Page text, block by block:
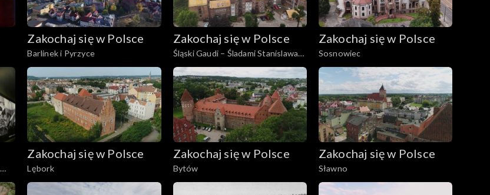
Zakochaj się w Polsce
Barlinek i Pyrzyce
Zakochaj się w Polsce
Śląski Gaudi – Śladami Stanislawa
Niemczyka
Zakochaj się w Polsce
Sosnowiec
Zakochaj się w Polsce
Lębork
Zakochaj się w Polsce
Bytów
Zakochaj się w Polsce
Sławno